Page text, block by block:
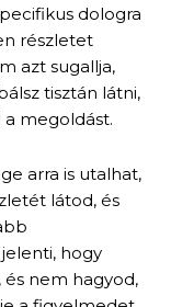
dologra
részletet
azt sugallja,
tisztán látni,
megoldást.
arra is utalhat,
látod, és
hogy
nem hagyod,